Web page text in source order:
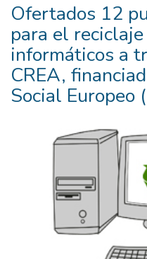
Ofertados 12
para el
informáticos a
CREA,
Social Europeo